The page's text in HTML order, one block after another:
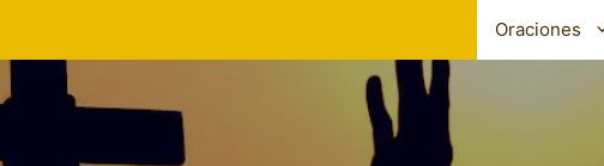
Oraciones